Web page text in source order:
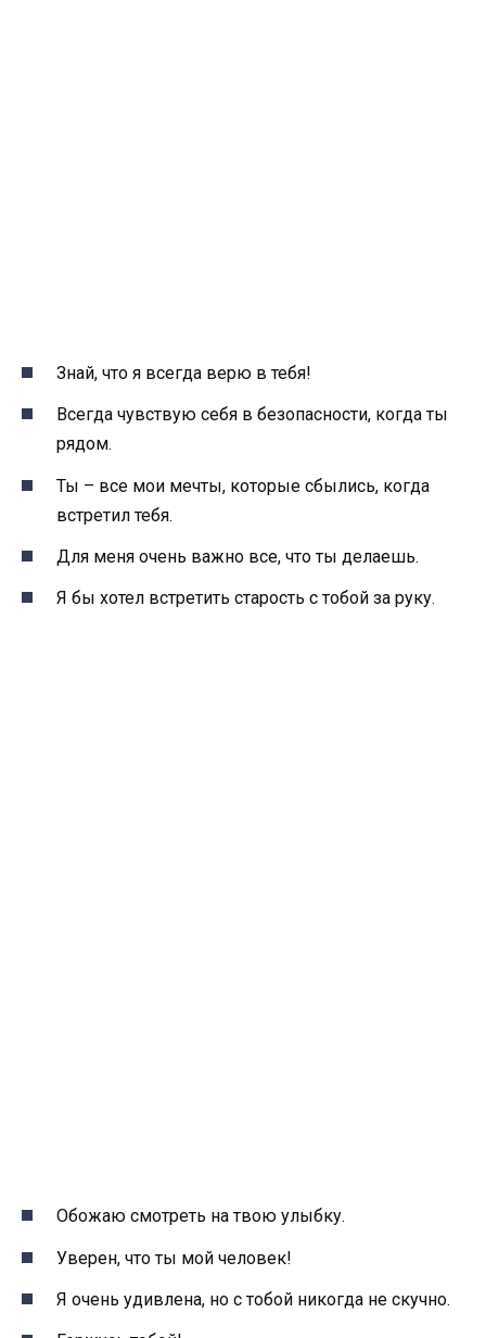
Знай, что я всегда верю в тебя!
Всегда чувствую себя в безопасности, когда ты
рядом.
Ты – все мои мечты, которые сбылись, когда
встретил тебя.
Для меня очень важно все, что ты делаешь.
Я бы хотел встретить старость с тобой за руку.
Обожаю смотреть на твою улыбку.
Уверен, что ты мой человек!
Я очень удивлена, но с тобой никогда не скучно.